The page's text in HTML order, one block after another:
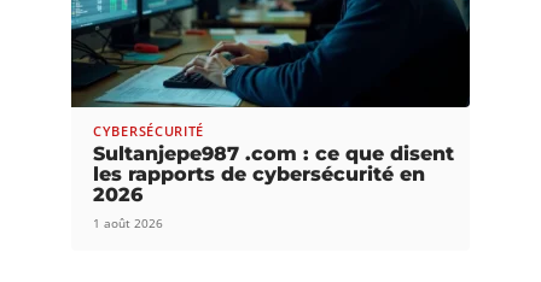
CYBERSÉCURITÉ
Sultanjepe987 .com : ce que disent
les rapports de cybersécurité en
2026
1 août 2026